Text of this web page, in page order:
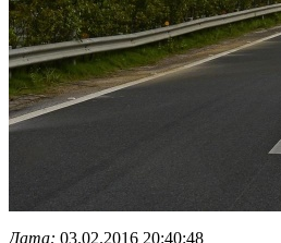
Дата: 03.02.2016 20:40:48